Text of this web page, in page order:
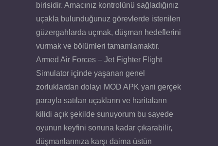
birisidir. Amacınız kontrolünü sağladığınız
uçakla bulunduğunuz görevlerde istenilen
güzergahlarda uçmak, düşman hedeflerini
vurmak ve bölümleri tamamlamaktır.
Armed Air Forces – Jet Fighter Flight
Simulator içinde yaşanan genel
zorluklardan dolayı MOD APK yani gerçek
parayla satılan uçakların ve haritaların
kilidi açık şekilde sunuyorum bu sayede
oyunun keyfini sonuna kadar çıkarabilir,
düşmanlarınıza karşı daima üstün